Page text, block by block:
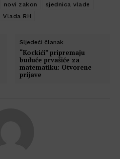
novi zakon
sjednica vlade
Vlada RH
Sljedeći članak
“Kockići” pripremaju
buduće prvašiće za
matematiku: Otvorene
prijave